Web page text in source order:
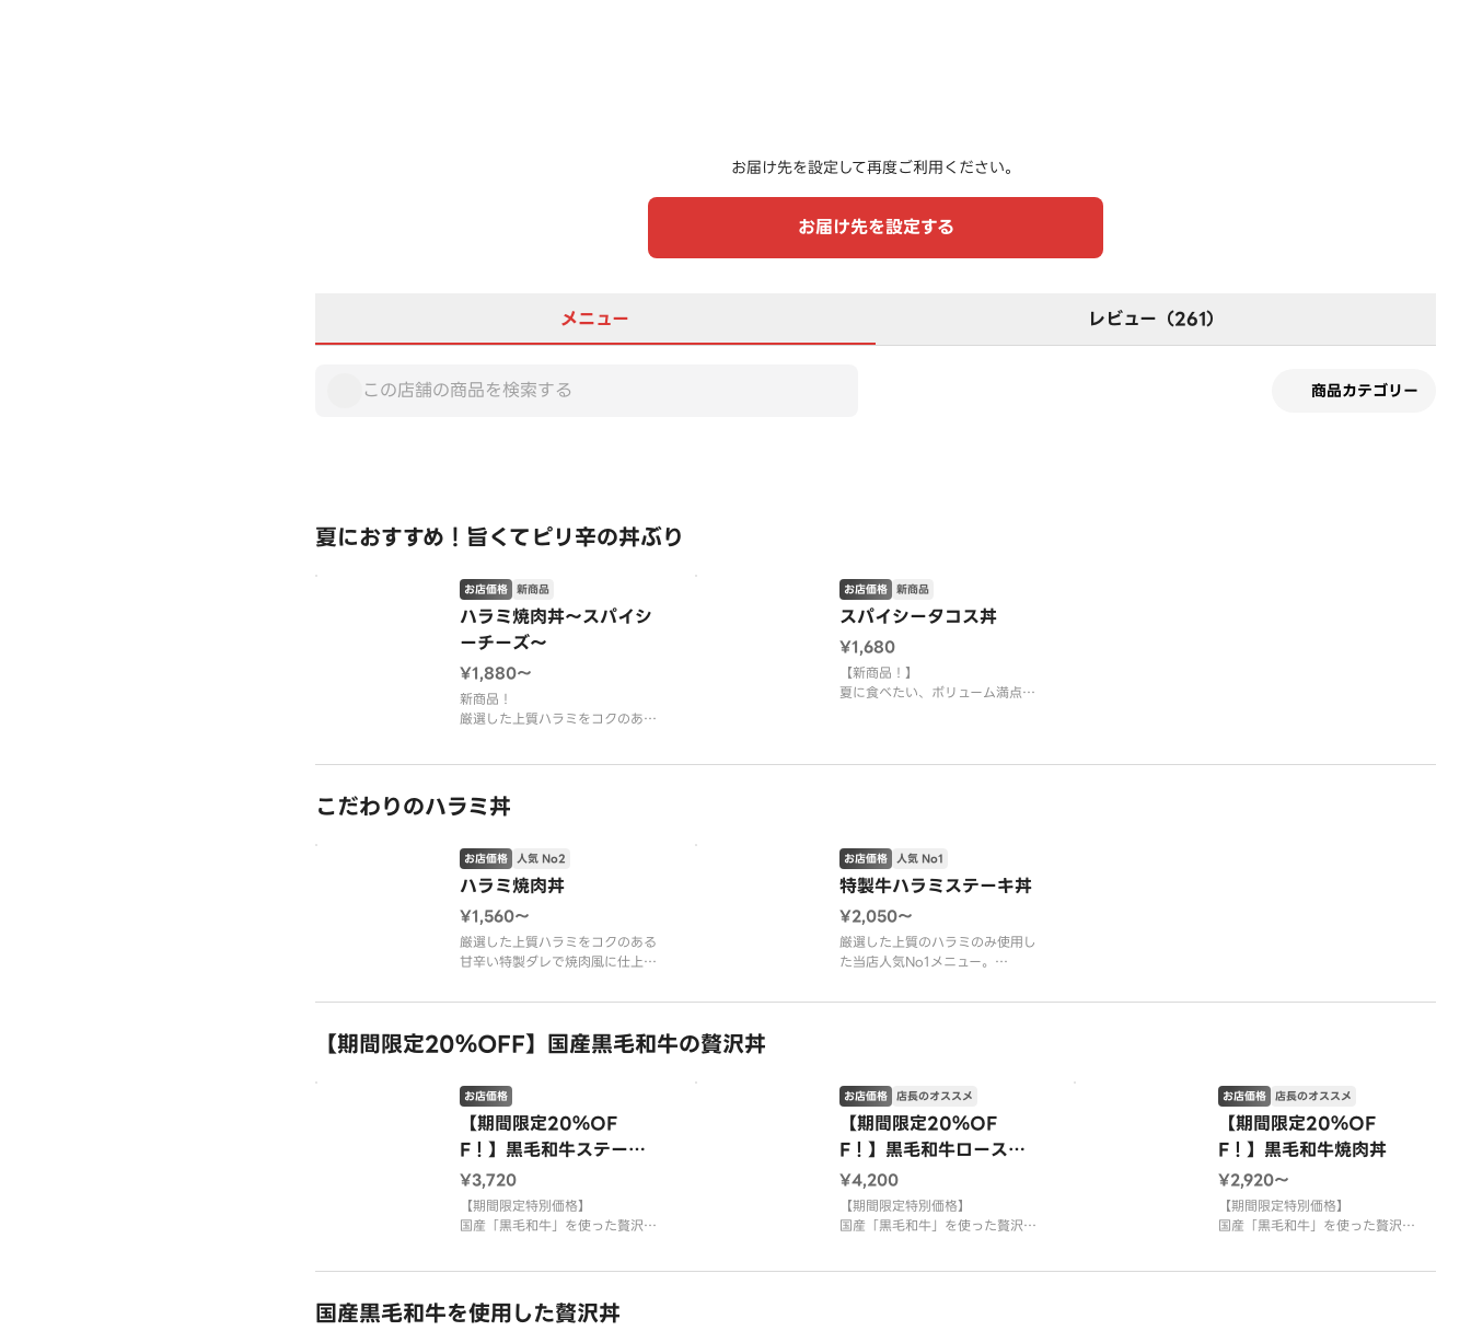
お届け先を設定して再度ご利用ください。
お届け先を設定する
メニュー レビュー（261）
商品カテゴリー
夏におすすめ！旨くてピリ辛の丼ぶり
ハラミ焼肉丼～スパイシ
ーチーズ～
お店価格 新商品
¥1,880〜
新商品！
厳選した上質ハラミをコクのある
けた旨辛ソースと焼肉の香ばしい
味わいが絶妙な一杯です。暑い季
国産米使用
※使い捨て容器でのご提供となり
ます。
※画像
スパイシータコス丼
お店価格 新商品
¥1,680
【新商品！】
夏に食べたい、ボリューム満点の
ュなトマトを贅沢にのせました。
スプー
こだわりのハラミ丼
ハラミ焼肉丼
お店価格 人気 No2
¥1,560〜
厳選した上質ハラミをコクのある
甘辛い特製ダレで焼肉風に仕上げ
【牛ハラミ肉、ロメインレタス、
ダレ】
国産米使用
ます。
※画像はハラミ焼肉丼（肉増し）
です。
特製牛ハラミステーキ丼
お店価格 人気 No1
¥2,050〜
厳選した上質のハラミのみ使用し
た当店人気No1メニュー。
みがあり、さっぱりとした赤身肉
ダレ】
国産米使用
※別添のオリジナルステーキソー
【期間限定20％OFF】国産黒毛和牛の贅沢丼
【期間限定20％OF
F！】黒毛和牛ステーキ
丼
お店価格
¥3,720
【期間限定特別価格】
国産「黒毛和牛」を使った贅沢な
肉の旨みと程よい霜降りを引き立
てる醤油ベースの特製ソースがご
【期間限定20％OF
F！】黒毛和牛ロースト
ビーフ丼～半熟卵のせ～
お店価格 店長のオススメ
¥4,200
【期間限定特別価格】
国産「黒毛和牛」を使った贅沢な
【期間限定20％OF
F！】黒毛和牛焼肉丼
お店価格 店長のオススメ
¥2,920〜
【期間限定特別価格】
国産「黒毛和牛」を使った贅沢な
国産黒毛和牛を使用した贅沢丼